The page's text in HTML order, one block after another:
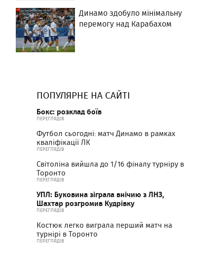
Динамо здобуло мінімальну
перемогу над Карабахом
ПОПУЛЯРНЕ НА САЙТІ
Бокс: розклад боїв
ПЕРЕГЛЯДІВ
Футбол сьогодні: матч Динамо в рамках
кваліфікації ЛК
ПЕРЕГЛЯДІВ
Світоліна вийшла до 1/16 фіналу турніру в
Торонто
ПЕРЕГЛЯДІВ
УПЛ: Буковина зіграла внічию з ЛНЗ,
Шахтар розгромив Кудрівку
ПЕРЕГЛЯДІВ
Костюк легко виграла перший матч на
турнірі в Торонто
ПЕРЕГЛЯДІВ